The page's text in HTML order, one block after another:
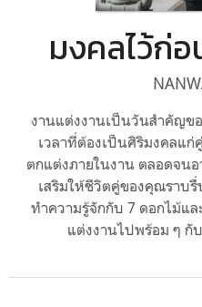
มงคลไว้ก่
งานแต่งงานเป็นวันสำคัญข
เวลาที่ต้องเป็นศิริมงคลแ
ตกแต่งภายในงาน ตลอดจน
เสริมให้ชีวิตคู่ของคุณราบ
ทำความรู้จักกับ 7 ดอกไม้แ
แต่งงานไปพร้อม ๆ กั